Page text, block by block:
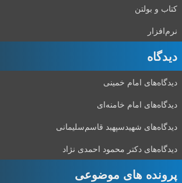
کتاب و بولتن
نرم‌افزار
دیدگاه‌
دیدگاه‌های امام خمینی
دیدگاه‌های امام خامنه‌ای
دیدگاه‌های شهید‌سپهبد قاسم‌سلیمانی
دیدگاه‌های دکتر محمود احمدی نژاد
پرونده های موضوعی